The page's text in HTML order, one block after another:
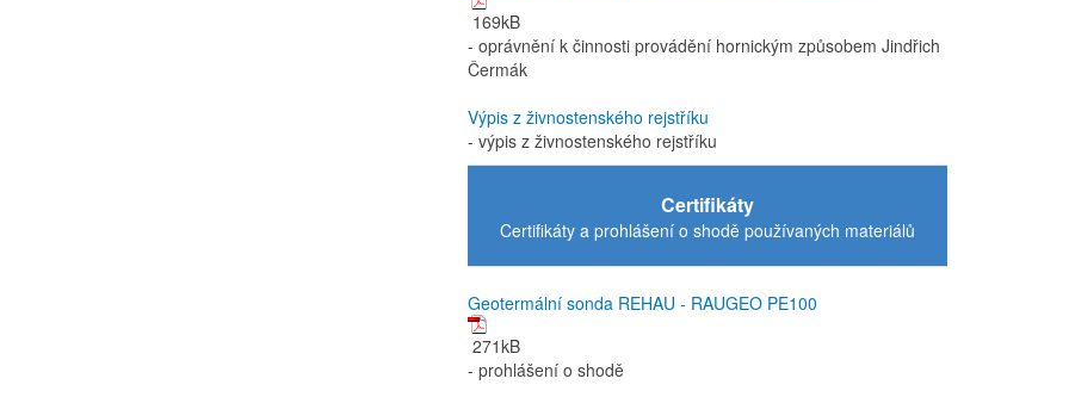
169kB
- oprávnění k činnosti provádění hornickým způsobem Jindřich
Čermák
Výpis z živnostenského rejstříku
- výpis z živnostenského rejstříku
Certifikáty
Certifikáty a prohlášení o shodě používaných materiálů
Geotermální sonda REHAU - RAUGEO PE100
271kB
- prohlášení o shodě